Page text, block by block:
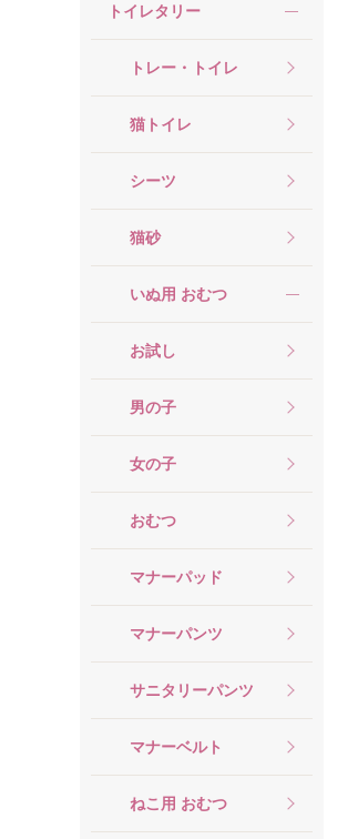
トイレタリー
トレー・トイレ
猫トイレ
シーツ
猫砂
いぬ用 おむつ
お試し
男の子
女の子
おむつ
マナーパッド
マナーパンツ
サニタリーパンツ
マナーベルト
ねこ用 おむつ